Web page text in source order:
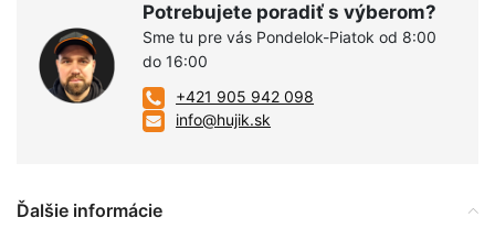
Potrebujete poradiť s výberom?
Sme tu pre vás Pondelok-Piatok od 8:00
do 16:00
+421 905 942 098
info@hujik.sk
Ďalšie informácie